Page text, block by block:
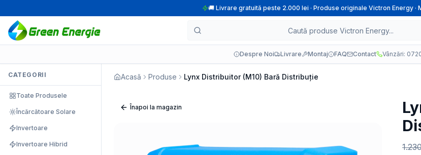
🚚 Livrare gratuită peste 2.000 lei · Produse originale Victron Energy ·
Despre Noi Livrare Montaj FAQ Contact Vânzări:
CATEGORII
Toate Produsele
Încărcătoare Solare
Invertoare
Invertoare Hibrid
Acasă Produse Lynx Distribuitor (M10) Bară Distribuție
Înapoi la magazin